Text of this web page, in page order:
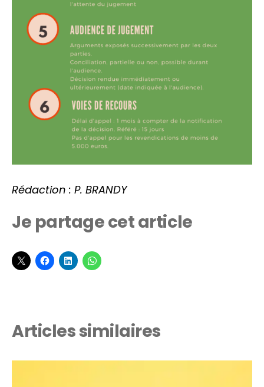
Rédaction : P. BRANDY
Je partage cet article
Articles similaires